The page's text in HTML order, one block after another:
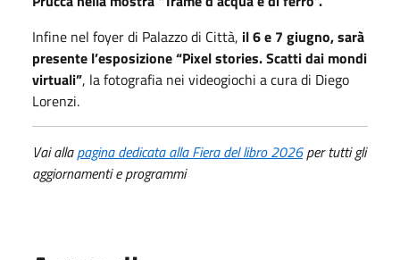
Infine nel foyer di Palazzo di Città, il 6 e 7 giugno, sarà
presente l’esposizione “Pixel stories. Scatti dai mondi
virtuali”, la fotografia nei videogiochi a cura di Diego
Lorenzi.
Vai allapagina dedicata alla Fiera del libro 2026per tutti gli
aggiornamenti e programmi